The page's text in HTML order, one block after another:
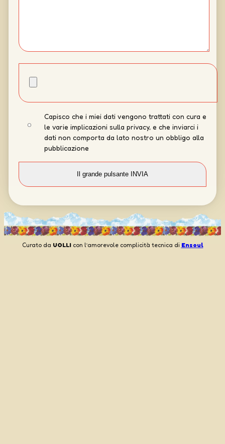
Capisco che i miei dati vengono trattati con cura e
le varie implicazioni sulla privacy, e che inviarci i
dati non comporta da lato nostro un obbligo alla
pubblicazione
Curato da UOLLIcon l’amorevole complicità tecnica di Ensoul